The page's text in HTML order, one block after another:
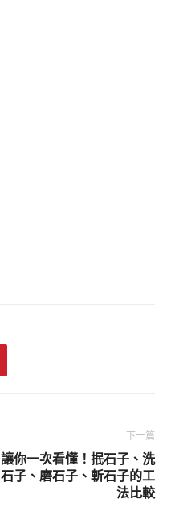
下一篇
讓你一次看懂！抿石子、洗
石子、磨石子、斬石子的工
法比較